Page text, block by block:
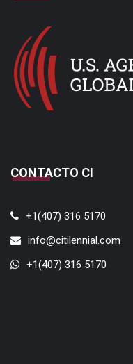
CONTACTO CI
+1(407) 316 5170
info@citilennial.com
+1(407) 316 5170